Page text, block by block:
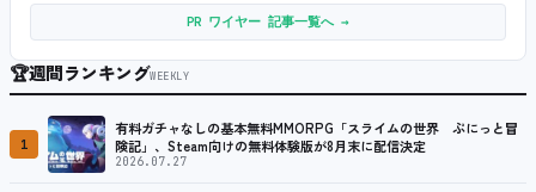
PR ワイヤー 記事一覧へ →
🏆週間ランキングWEEKLY
1
有料ガチャなしの基本無料MMORPG「スライムの世界 ぷにっと冒
険記」、Steam向けの無料体験版が8月末に配信決定
2026.07.27